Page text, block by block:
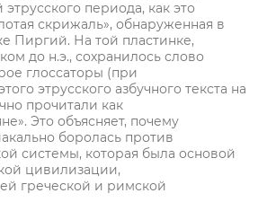
периода, как это
скрижаль», обнаруженная в
Пиргий. На той пластинке,
до н.э., сохранилось слово
глоссаторы (при
этрусского азбучного текста на
прочитали как
Это объясняет, почему
боролась против
системы, которая была основой
цивилизации,
греческой и римской